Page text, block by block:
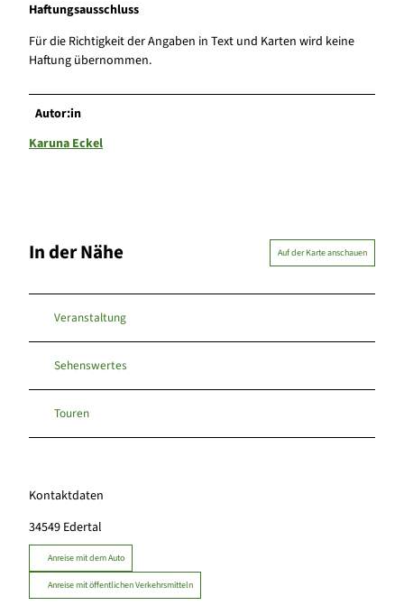
Haftungsausschluss
Für die Richtigkeit der Angaben in Text und Karten wird keine
Haftung übernommen.
Autor:in
Karuna Eckel
In der Nähe Auf der Karte anschauen
Veranstaltung
Sehenswertes
Touren
Kontaktdaten
34549 Edertal
Anreise mit dem Auto
Anreise mit öffentlichen Verkehrsmitteln